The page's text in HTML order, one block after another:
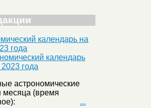
календарь на
года
астрономические
месяца (время
...